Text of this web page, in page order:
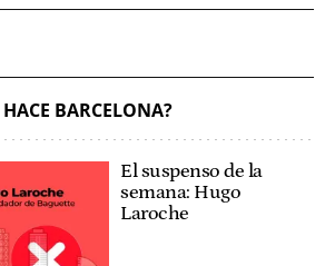
BARCELONA?
El suspenso de la
semana: Hugo
Laroche